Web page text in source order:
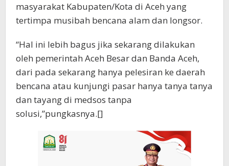
masyarakat Kabupaten/Kota di Aceh yang
tertimpa musibah bencana alam dan longsor.
“Hal ini lebih bagus jika sekarang dilakukan
oleh pemerintah Aceh Besar dan Banda Aceh,
dari pada sekarang hanya pelesiran ke daerah
bencana atau kunjungi pasar hanya tanya tanya
dan tayang di medsos tanpa
solusi,”pungkasnya.[]